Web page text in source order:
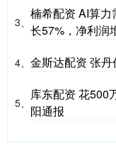
3、
楠希配资 AI算
长57%，净利润
4、 金斯达配资 张
5、
库东配资 花500
阳通报